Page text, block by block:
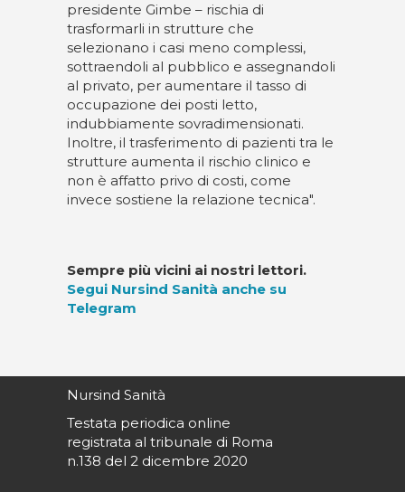
presidente Gimbe – rischia di
trasformarli in strutture che
selezionano i casi meno complessi,
sottraendoli al pubblico e assegnandoli
al privato, per aumentare il tasso di
occupazione dei posti letto,
indubbiamente sovradimensionati.
Inoltre, il trasferimento di pazienti tra le
strutture aumenta il rischio clinico e
non è affatto privo di costi, come
invece sostiene la relazione tecnica".
Sempre più vicini ai nostri lettori.
Segui Nursind Sanità anche su
Telegram
Nursind Sanità
Testata periodica online
registrata al tribunale di Roma
n.138 del 2 dicembre 2020